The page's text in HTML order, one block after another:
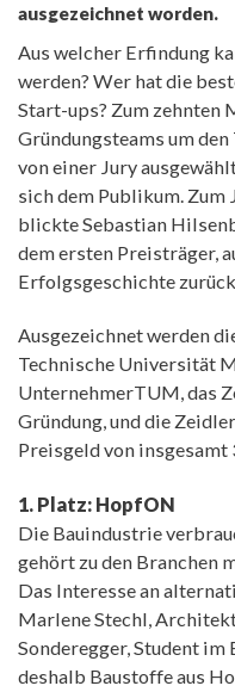
ausgezeichnet worden.
Aus welcher Erfindung
werden? Wer hat die
Start-ups? Zum zehnten
Gründungsteams um
von einer Jury
sich dem Publikum.
blickte Sebastian
dem ersten Preisträger,
Erfolgsgeschichte zurück.
Ausgezeichnet werden
Technische Universität
UnternehmerTUM, das
Gründung, und die
Preisgeld von insgesamt
1. Platz: HopfON
Die Bauindustrie
gehört zu den Branchen
Das Interesse an
Marlene Stechl,
Sonderegger, Student
deshalb Baustoffe aus